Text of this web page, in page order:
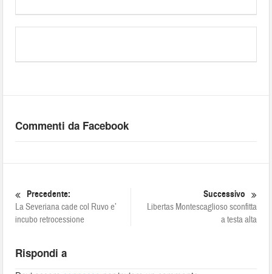
Commenti da Facebook
Precedente:
La Severiana cade col Ruvo e’
incubo retrocessione
Successivo
Libertas Montescaglioso sconfitta
a testa alta
Rispondi a